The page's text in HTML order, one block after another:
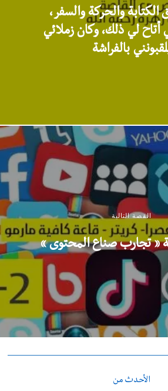
والحركة والسفر،
لي ذلك، وكان زملائي
بالفراشة
القصة التالية
” تجارب صناع المحتوى “
الأحدث من